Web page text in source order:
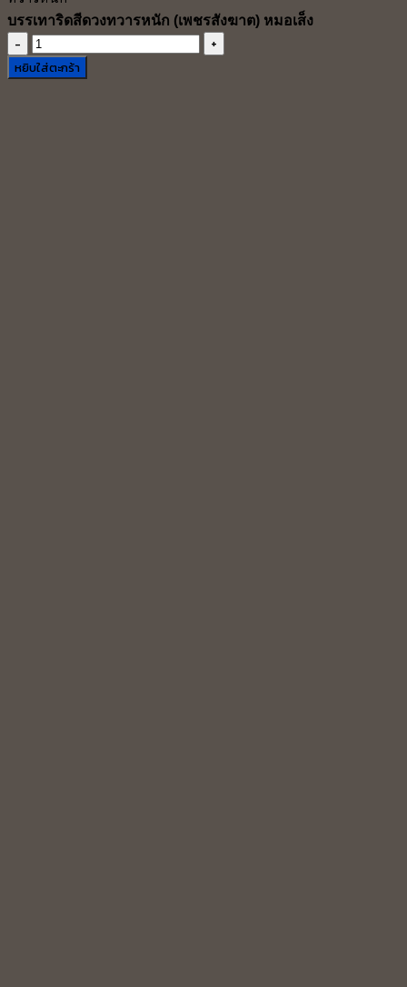
บรรเทาริดสีดวงทวารหนัก (เพชรสังฆาต) หมอเส็ง
จำนวน
บรรเทา
หยิบใส่ตะกร้า